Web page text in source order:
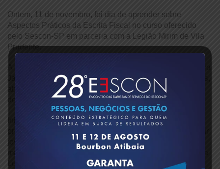
Ontem, 11 de novembro, foi dia de aprender sobre
Aspectos Práticos da Escrita Fiscal no curso oferecido
pelo Sescon-SP em parceria com a Legião Mirim de Vila
Prudente.
A segunda turma do curso, sob a orientação da Professora
Jane Cunha, teve uma aula focada em exercícios práticos,
abordando desde os conceitos gerais até cálculos
detalhados do ICMS.
Iniciadas em 29 de outubro, as aulas fazem parte do
jovens para o mercado de trabalho. Com 37 alunos
Legião Mirim de Vila Prudente e conta com o apoio da